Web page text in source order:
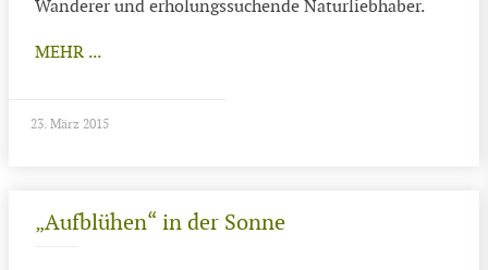
Wanderer und erholungssuchende Naturliebhaber.
MEHR ...
23. März 2015
„Aufblühen“ in der Sonne